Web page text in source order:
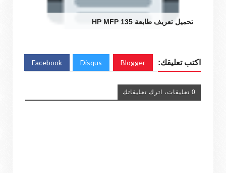
تحميل تعريف طابعة HP MFP 135
اكتب تعليقك: Blogger
Disqus
Facebook
0 تعليقات، اترك تعليقاتك